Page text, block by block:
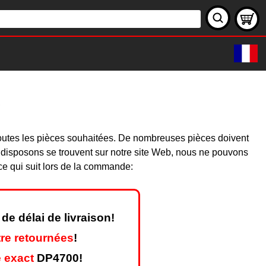
les pièces souhaitées. De nombreuses pièces doivent
se trouvent sur notre site Web, nous ne pouvons
qui suit lors de la commande:
de délai de livraison!
retournées!
exact DP4700!